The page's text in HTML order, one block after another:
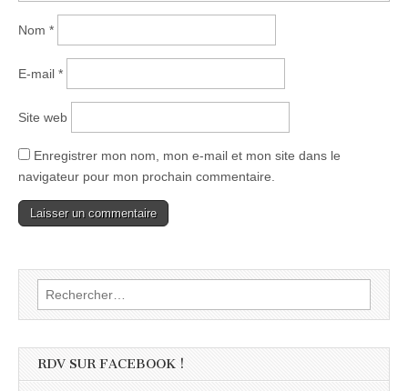
Nom *
E-mail *
Site web
Enregistrer mon nom, mon e-mail et mon site dans le
navigateur pour mon prochain commentaire.
Rechercher :
RDV SUR FACEBOOK !